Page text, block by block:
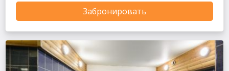
Забронировать